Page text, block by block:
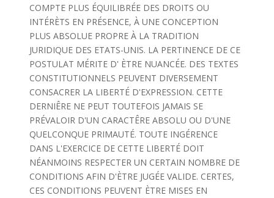
COMPTE PLUS ÉQUILIBRÉE DES DROITS OU
INTÉRÈTS EN PRÉSENCE, À UNE CONCEPTION
PLUS ABSOLUE PROPRE À LA TRADITION
JURIDIQUE DES ETATS-UNIS. LA PERTINENCE DE CE
POSTULAT MÉRITE D' ÈTRE NUANCÉE. DES TEXTES
CONSTITUTIONNELS PEUVENT DIVERSEMENT
CONSACRER LA LIBERTÉ D'EXPRESSION. CETTE
DERNIÊRE NE PEUT TOUTEFOIS JAMAIS SE
PRÉVALOIR D'UN CARACTÊRE ABSOLU OU D'UNE
QUELCONQUE PRIMAUTÉ. TOUTE INGÉRENCE
DANS L'EXERCICE DE CETTE LIBERTÉ DOIT
NÉANMOINS RESPECTER UN CERTAIN NOMBRE DE
CONDITIONS AFIN D'ÈTRE JUGÉE VALIDE. CERTES,
CES CONDITIONS PEUVENT ÈTRE MISES EN